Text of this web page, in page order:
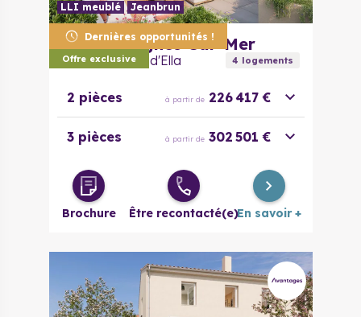
Dernières opportunités !
Offre exclusive
LLI meublé
Jeanbrun
06800 Cagnes-Sur-Mer
Les Terrasses d'Ella 4 logements
2 pièces à partir de 226 417 €
3 pièces à partir de 302 501 €
Brochure Être recontacté(e)En savoir +